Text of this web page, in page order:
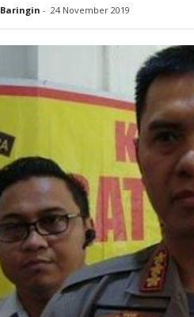
Baringin - 24 November 2019